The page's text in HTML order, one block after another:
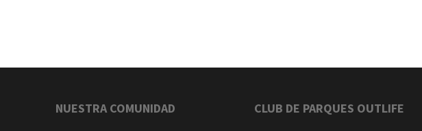
NUESTRA COMUNIDAD CLUB DE PARQUES OUTLIFE